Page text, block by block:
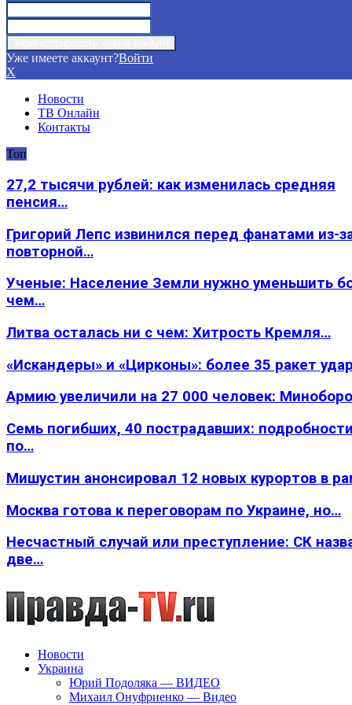
Уже имеете аккаунт?Войти
X
Новости
ТВ Онлайн
Контакты
Топ
27,2 тысячи рублей: как изменилась средняя
пенсия…
Григорий Лепс извинился перед фанатами из-
повторной…
Ученые: Население Земли нужно уменьшить
чем…
Литва осталась ни с чем: Хитрость Кремля…
«Искандеры» и «Цирконы»: более 35 ракет
Армию увеличили на 27 000 человек:
Семь погибших, 40 пострадавших:
по…
Мишустин анонсировал 12 новых курортов в
Москва готова к переговорам по Украине, но…
Несчастный случай или преступление: СК
две…
Новости
Украина
Юрий Подоляка — ВИДЕО
Михаил Онуфриенко — Видео